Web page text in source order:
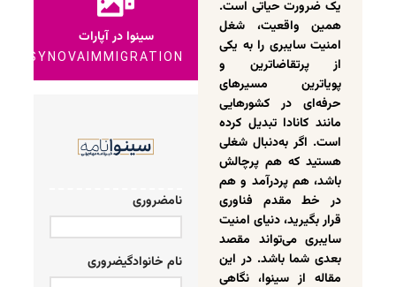
یک ضرورت حیاتی است.
همین واقعیت، شغل
امنیت سایبری را به یکی
از پرتقاضاترین و
پویاترین مسیرهای
حرفه‌ای در کشورهایی
مانند کانادا تبدیل کرده
است. اگر به‌دنبال شغلی
هستید که هم پرچالش
باشد، هم پردرآمد و هم
در خط مقدم فناوری
قرار بگیرید، دنیای امنیت
سایبری می‌تواند مقصد
بعدی شما باشد. در این
مقاله از سینوا، نگاهی
سینوا در آپارات
SYNOVAIMMIGRATION
نامضروری
نام خانوادگیضروری